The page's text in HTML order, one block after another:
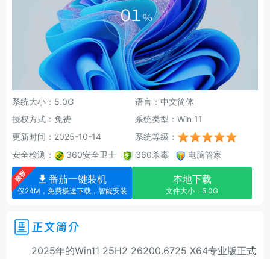
系统大小：5.0G
语言：中文简体
授权方式：免费
系统类型：Win 11
更新时间：2025-10-14
系统等级：
安全检测：
360安全卫士 360杀毒 电脑管家
番茄一键装机
仅24M，免费极速下载，智能安装
本地下载
文件大小：5.0G
正文简介
2025年的Win11 25H2 26200.6725 X64专业版正式